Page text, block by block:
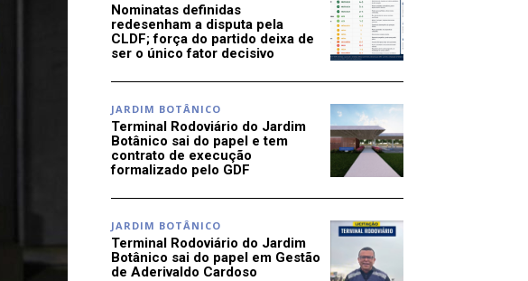
Nominatas definidas
redesenham a disputa pela
CLDF; força do partido deixa de
ser o único fator decisivo
JARDIM BOTÂNICO
Terminal Rodoviário do Jardim
Botânico sai do papel e tem
contrato de execução
formalizado pelo GDF
JARDIM BOTÂNICO
Terminal Rodoviário do Jardim
Botânico sai do papel em Gestão
de Aderivaldo Cardoso